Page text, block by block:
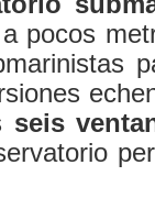
pocos
seis